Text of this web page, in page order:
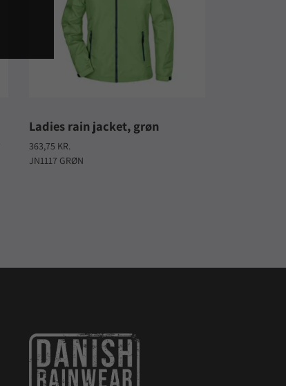
Ladies rain jacket, grøn
363,75 KR.
JN1117 GRØN